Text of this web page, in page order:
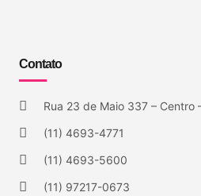
Contato
Rua 23 de Maio 337 – Centro
(11) 4693-4771
(11) 4693-5600
(11) 97217-0673